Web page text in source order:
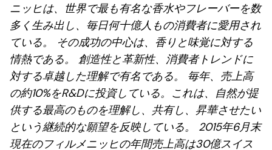
ニッヒは、世界で最も有名な香水やフレーバーを数
多く生み出し、毎日何十億人もの消費者に愛用され
ている。 その成功の中心は、香りと味覚に対する
情熱である。 創造性と革新性、消費者トレンドに
対する卓越した理解で有名である。 毎年、売上高
の約10%をR&Dに投資している。これは、自然が提
供する最高のものを理解し、共有し、昇華させたい
という継続的な願望を反映している。 2015年6月末
現在のフィルメニッヒの年間売上高は30億スイス